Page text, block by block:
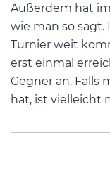
Außerdem hat
wie man so
Turnier weit
erst einmal
Gegner an. Falls
hat, ist vielleicht